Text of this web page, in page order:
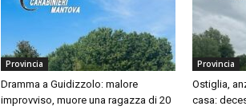
Provincia
Dramma a Guidizzolo: malore
improvviso, muore una ragazza di 20
Provincia
Ostiglia,
casa: